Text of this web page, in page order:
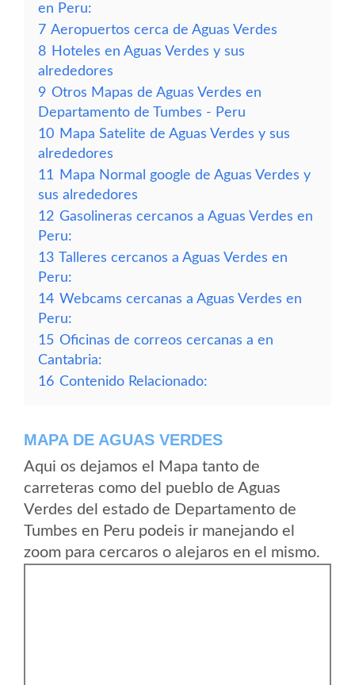
en Peru:
7 Aeropuertos cerca de Aguas Verdes
8 Hoteles en Aguas Verdes y sus
alrededores
9 Otros Mapas de Aguas Verdes en
Departamento de Tumbes - Peru
10 Mapa Satelite de Aguas Verdes y sus
alrededores
11
Mapa Normal google de Aguas Verdes y
sus alrededores
12 Gasolineras cercanos a Aguas Verdes en
Peru:
13 Talleres cercanos a Aguas Verdes en
Peru:
14 Webcams cercanas a Aguas Verdes en
Peru:
15 Oficinas de correos cercanas a en
Cantabria:
16 Contenido Relacionado:
MAPA DE AGUAS VERDES
Aqui os dejamos el Mapa tanto de
carreteras como del pueblo de Aguas
Verdes del estado de Departamento de
Tumbes en Peru podeis ir manejando el
zoom para cercaros o alejaros en el mismo.